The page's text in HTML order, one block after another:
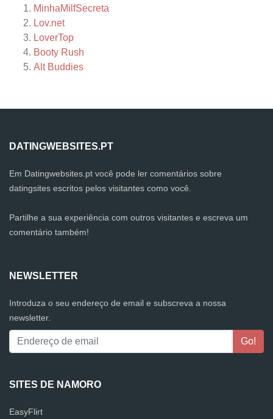
MinhaMilfSecreta
Lov.net
LoverTop
Booty Rush
Alt Buddies
DATINGWEBSITES.PT
Em Datingwebsites.pt você pode ler comentários sobre
datingsites escritos pelos visitantes como você.
Partilhe a sua experiência com outros visitantes e escreva um
comentário também!
NEWSLETTER
Introduza o seu endereço de email e subscreva a nossa
newsletter.
SITES DE NAMORO
EasyFlirt